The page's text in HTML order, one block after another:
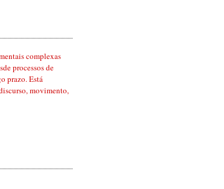
complexas
processos de
prazo. Está
movimento,